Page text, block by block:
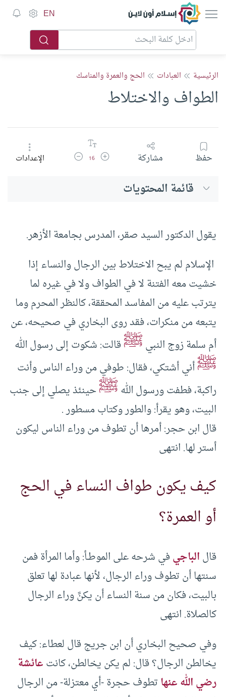
إسلام أون لاين EN
الرئيسية العبادات الحج والعمرة والمناسك
الطواف والاختلاط
حفظ مشاركة زيادة حجم الخط
16 تقليل حجم الخطالإعدادات
قائمة المحتويات
يقول الدكتور السيد صقر، المدرس بجامعة الأزهر.
الإسلام لم يبح الاختلاط بين الرجال والنساء إذا
خشيت معه الفتنة لا في الطواف ولا في غيره لما
يترتب عليه من المفاسد المحققة، كالنظر المحرم وما
يتبعه من منكرات، فقد روى البخاري في صحيحه، عن
أم سلمة زوج النبيﷺقالت: شكوت إلى رسول الله
ﷺأني أشتكي، فقال: طوفي من وراء الناس وأنت
راكبة، فطفت ورسول اللهﷺحينئذ يصلي إلى جنب
البيت، وهو يقرأ: والطور وكتاب مسطور .
قال ابن حجر: أمرها أن تطوف من وراء الناس ليكون
أستر لها. انتهى
كيف يكون طواف النساء في الحج
أو العمرة؟
قالالباجيفي شرحه على الموطـأ: وأما المرأة فمن
سنتها أن تطوف وراء الرجال، لأنها عبادة لها تعلق
بالبيت، فكان من سنة النساء أن يكنَّ وراء الرجال
كالصلاة. انتهى
وفي صحيح البخاري أن ابن جريج قال لعطاء: كيف
يخالطن الرجال؟ قال: لم يكن يخالطن، كانتعائشة
رضي الله عنهاتطوف حجرة -أي معتزلة- من الرجال